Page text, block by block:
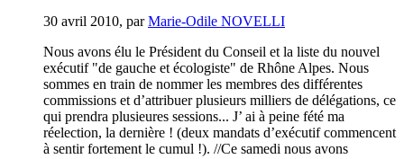
30 avril 2010, parMarie-Odile NOVELLI
Nous avons élu le Président du Conseil et la liste du nouvel
exécutif "de gauche et écologiste" de Rhône Alpes. Nous
sommes en train de nommer les membres des différentes
commissions et d’attribuer plusieurs milliers de délégations, ce
qui prendra plusieures sessions... J’ ai à peine fété ma
réelection, la dernière ! (deux mandats d’exécutif commencent
à sentir fortement le cumul !). //Ce samedi nous avons